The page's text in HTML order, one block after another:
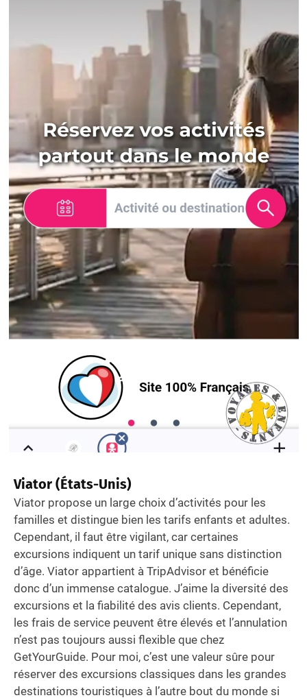
Viator (États-Unis)
Viator propose un large choix d’activités pour les
familles et distingue bien les tarifs enfants et adultes.
Cependant, il faut être vigilant, car certaines
excursions indiquent un tarif unique sans distinction
d’âge. Viator appartient à TripAdvisor et bénéficie
donc d’un immense catalogue. J’aime la diversité des
excursions et la fiabilité des avis clients. Cependant,
les frais de service peuvent être élevés et l’annulation
n’est pas toujours aussi flexible que chez
GetYourGuide. Pour moi, c’est une valeur sûre pour
réserver des excursions classiques dans les grandes
destinations touristiques à l’autre bout du monde si